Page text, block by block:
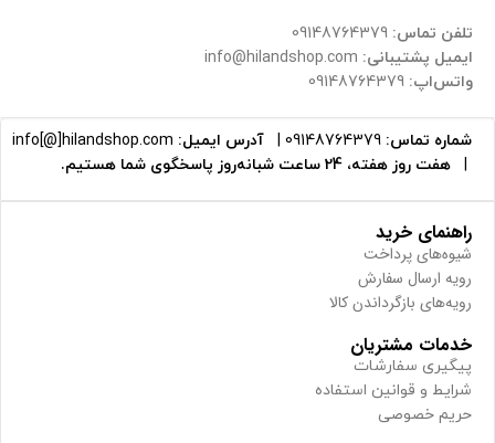
تلفن تماس:
ایمیل پشتیبانی:
واتس‌اپ:
شماره تماس: 09148764379
| آدرس ایمیل: info[@]hilandshop.com
|
هفت روز هفته، 24 ساعت شبانه‌روز پاسخگوی شما هستیم.
راهنمای خرید
شیوه‌های پرداخت
رویه ارسال سفارش
رویه‌های بازگرداندن کالا
خدمات مشتریان
پیگیری سفارشات
شرایط و قوانین استفاده
حریم خصوصی